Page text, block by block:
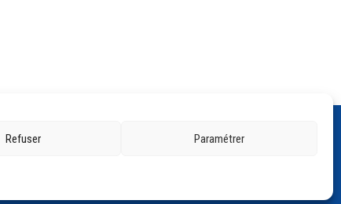
Refuser Paramétrer